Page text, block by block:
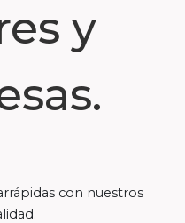
y
con nuestros